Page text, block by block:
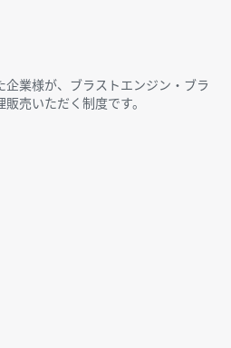
企業様が、ブラストエンジン・ブラ
売いただく制度です。